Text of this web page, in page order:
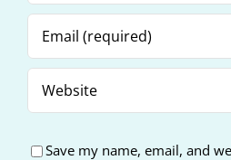
Save my name, email, and